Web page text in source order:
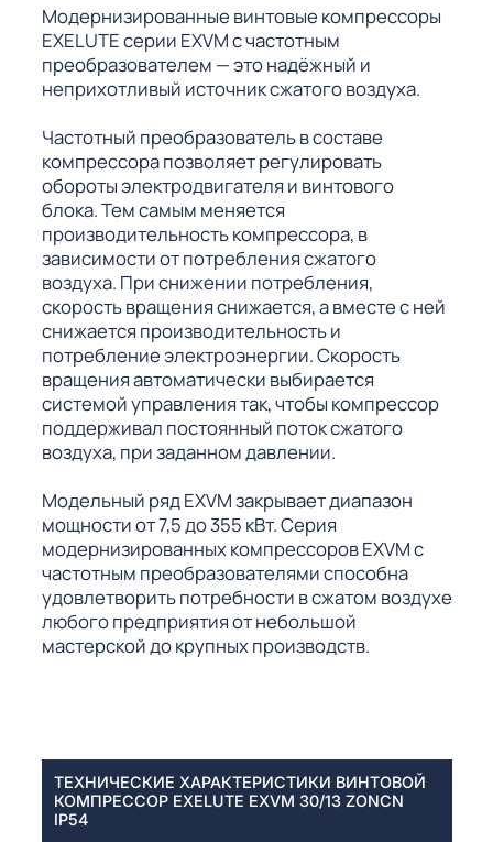
Модернизированные винтовые компрессоры
EXELUTE серии EXVM с частотным
преобразователем — это надёжный и
неприхотливый источник сжатого воздуха.
Частотный преобразователь в составе
компрессора позволяет регулировать
обороты электродвигателя и винтового
блока. Тем самым меняется
производительность компрессора, в
зависимости от потребления сжатого
воздуха. При снижении потребления,
скорость вращения снижается, а вместе с ней
снижается производительность и
потребление электроэнергии. Скорость
вращения автоматически выбирается
системой управления так, чтобы компрессор
поддерживал постоянный поток сжатого
воздуха, при заданном давлении.
Модельный ряд EXVM закрывает диапазон
мощности от 7,5 до 355 кВт. Серия
модернизированных компрессоров EXVM с
частотным преобразователями способна
удовлетворить потребности в сжатом воздухе
любого предприятия от небольшой
мастерской до крупных производств.
ТЕХНИЧЕСКИЕ ХАРАКТЕРИСТИКИ ВИНТОВОЙ
КОМПРЕССОР EXELUTE EXVM 30/13 ZONCN
IP54